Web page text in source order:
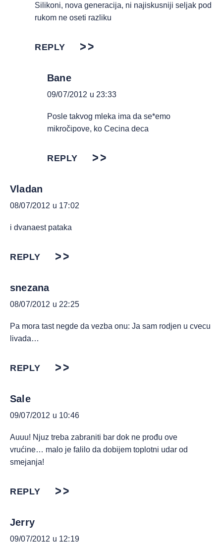
Silikoni, nova generacija, ni najiskusniji seljak pod
rukom ne oseti razliku
REPLY
Bane
09/07/2012 u 23:33
Posle takvog mleka ima da se*emo
mikročipove, ko Cecina deca
REPLY
Vladan
08/07/2012 u 17:02
i dvanaest pataka
REPLY
snezana
08/07/2012 u 22:25
Pa mora tast negde da vezba onu: Ja sam rodjen u cvecu
livada…
REPLY
Sale
09/07/2012 u 10:46
Auuu! Njuz treba zabraniti bar dok ne prođu ove
vrućine… malo je falilo da dobijem toplotni udar od
smejanja!
REPLY
Jerry
09/07/2012 u 12:19